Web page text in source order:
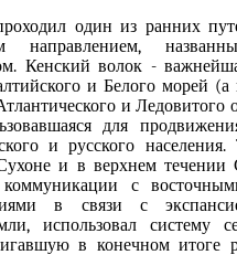
один из ранних
направлением,
Кенский волок -
и Белого морей
и Ледовитого
для
и русского
и в верхнем
с
в связи с
использовал систему
в конечном итоге